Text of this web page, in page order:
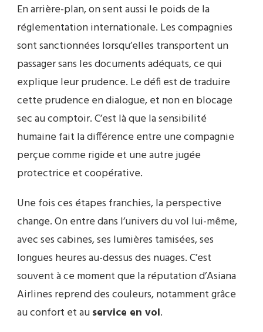
En arrière-plan, on sent aussi le poids de la
réglementation internationale. Les compagnies
sont sanctionnées lorsqu’elles transportent un
passager sans les documents adéquats, ce qui
explique leur prudence. Le défi est de traduire
cette prudence en dialogue, et non en blocage
sec au comptoir. C’est là que la sensibilité
humaine fait la différence entre une compagnie
perçue comme rigide et une autre jugée
protectrice et coopérative.
Une fois ces étapes franchies, la perspective
change. On entre dans l’univers du vol lui-même,
avec ses cabines, ses lumières tamisées, ses
longues heures au-dessus des nuages. C’est
souvent à ce moment que la réputation d’Asiana
Airlines reprend des couleurs, notamment grâce
au confort et auservice en vol.